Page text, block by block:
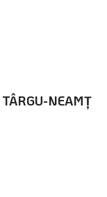
NEAMȚ